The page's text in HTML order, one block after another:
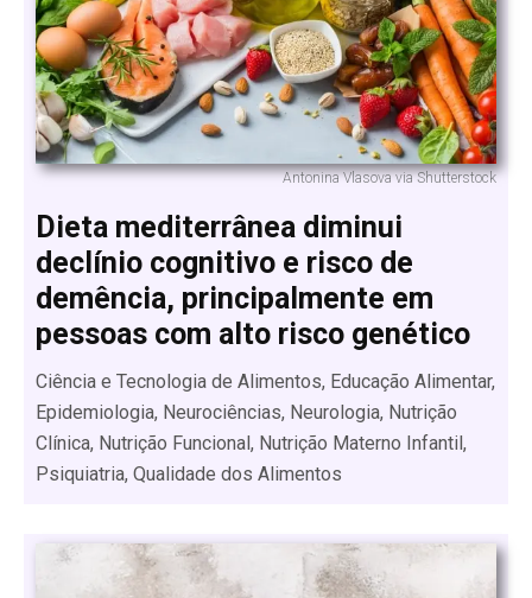
Antonina Vlasova via Shutterstock
Dieta mediterrânea diminui
declínio cognitivo e risco de
demência, principalmente em
pessoas com alto risco genético
Ciência e Tecnologia de Alimentos, Educação Alimentar,
Epidemiologia, Neurociências, Neurologia, Nutrição
Clínica, Nutrição Funcional, Nutrição Materno Infantil,
Psiquiatria, Qualidade dos Alimentos